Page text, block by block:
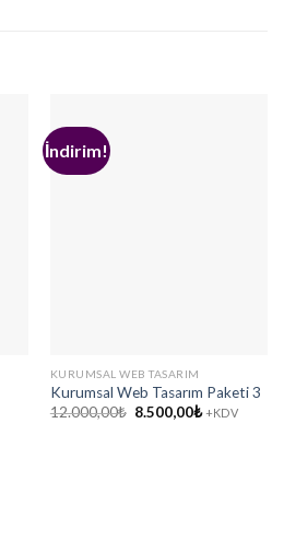
İndirim!
KURUMSAL WEB TASARIM
Kurumsal Web Tasarım Paketi 3
12.000,00₺ Orijinal
8.500,00₺Şu
+KDV